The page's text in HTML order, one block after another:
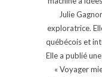
Julie
exploratrice.
québécois et
Elle a publié
« Voyager